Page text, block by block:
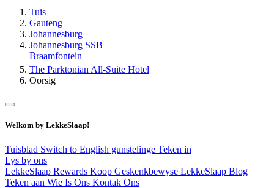
Tuis
Gauteng
Johannesburg
Johannesburg SSB
Braamfontein
The Parktonian All-Suite Hotel
Oorsig
Welkom by LekkeSlaap!
Tuisblad Switch to English gunstelinge Teken in
Lys by ons
LekkeSlaap Rewards Koop Geskenkbewyse LekkeSlaap Blog
Teken aan Wie Is Ons Kontak Ons